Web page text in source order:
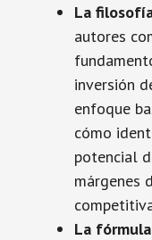
La
autores
inversión
enfoque
cómo
potencial
márgenes
La